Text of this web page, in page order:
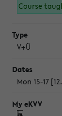
Course
V+Ü
Mon 15-17